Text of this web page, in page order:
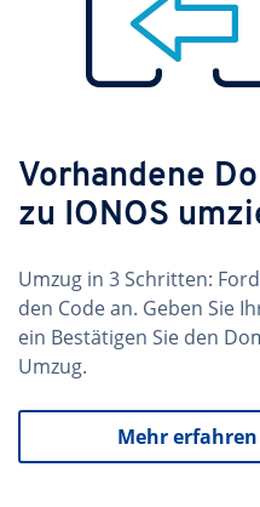
Vorhandene
zu IONOS
Umzug in 3 Schritten:
den Code an. Geben Sie
ein Bestätigen Sie den
Umzug.
Mehr erfahren